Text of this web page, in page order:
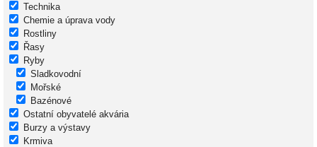
Technika
Chemie a úprava vody
Rostliny
Řasy
Ryby
Sladkovodní
Mořské
Bazénové
Ostatní obyvatelé akvária
Burzy a výstavy
Krmiva